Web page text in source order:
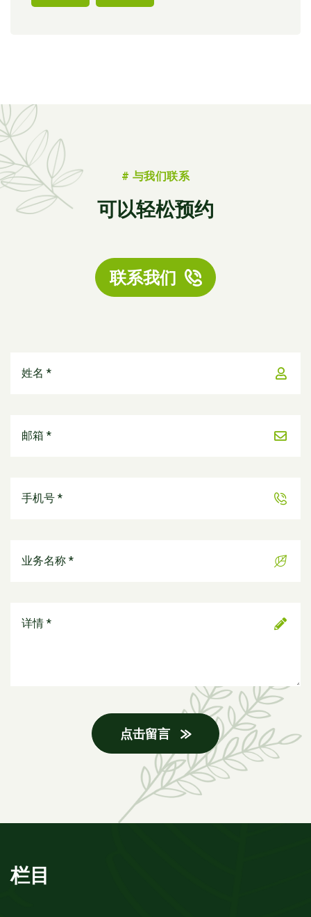
# 与我们联系
可以轻松预约
联系我们
点击留言
栏目